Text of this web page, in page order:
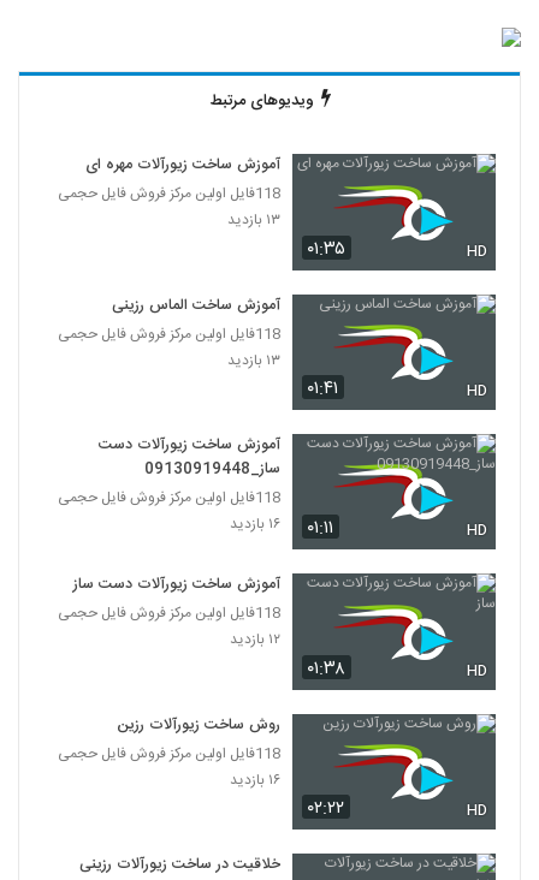
ویدیوهای مرتبط
۰۱:۳۵ HD
آموزش ساخت زیورآلات مهره ای
118فایل اولین مرکز فروش فایل حجمی
۱۳ بازدید
۰۱:۴۱ HD
آموزش ساخت الماس رزینی
118فایل اولین مرکز فروش فایل حجمی
۱۳ بازدید
۰۱:۱۱ HD
آموزش ساخت زیورآلات دست
ساز_09130919448
118فایل اولین مرکز فروش فایل حجمی
۱۶ بازدید
۰۱:۳۸ HD
آموزش ساخت زیورآلات دست ساز
118فایل اولین مرکز فروش فایل حجمی
۱۲ بازدید
۰۲:۲۲ HD
روش ساخت زیورآلات رزین
118فایل اولین مرکز فروش فایل حجمی
۱۶ بازدید
خلاقیت در ساخت زیورآلات رزینی